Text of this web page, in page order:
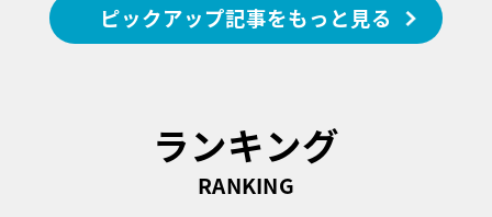
ピックアップ記事をもっと見る
ランキング
RANKING